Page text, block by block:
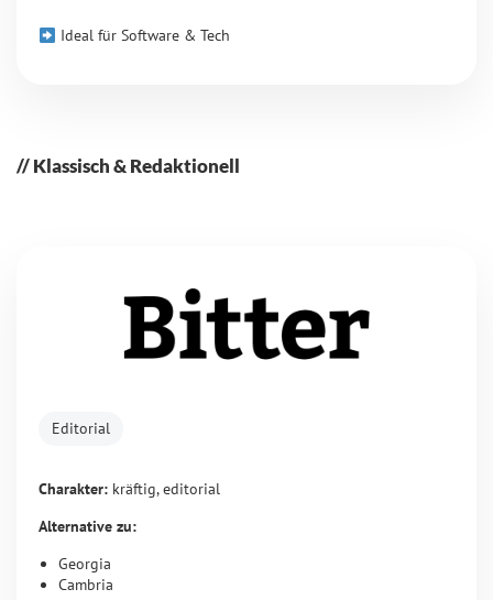
Ideal für Software & Tech
Klassisch & Redaktionell
Editorial
Charakter: kräftig, editorial
Alternative zu:
Georgia
Cambria